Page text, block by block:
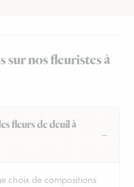
sur nos fleuristes à
fleurs de deuil à
choix de compositions